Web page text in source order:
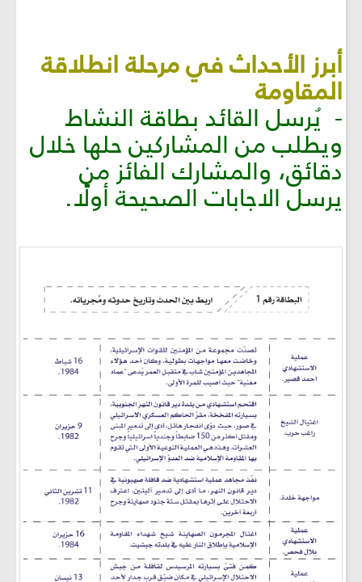
أبرز الأحداث في مرحلة انطلاقة
المقاومة
- يُرسل القائد بطاقة النشاط
ويطلب من المشاركين حلها خلال
دقائق، والمشارك الفائز من
يرسل الاجابات الصحيحة أولًا.